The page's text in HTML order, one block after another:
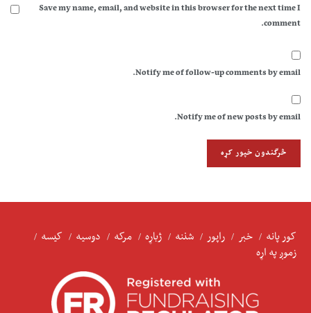
Save my name, email, and website in this browser for the next time I
comment.
Notify me of follow-up comments by email.
Notify me of new posts by email.
کور پانه خبر راپور شننه ژباړه مرکه دوسیه
کیسه
زموږ په اړه